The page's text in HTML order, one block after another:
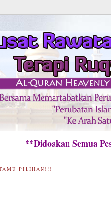
Semua Pesakit
PILIHAN!!!